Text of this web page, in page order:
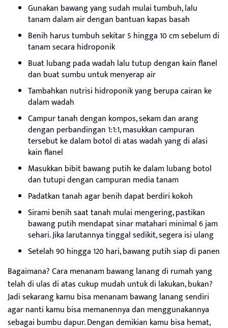
Gunakan bawang yang sudah mulai tumbuh, lalu
tanam dalam air dengan bantuan kapas basah
Benih harus tumbuh sekitar 5 hingga 10 cm sebelum di
tanam secara hidroponik
Buat lubang pada wadah lalu tutup dengan kain flanel
dan buat sumbu untuk menyerap air
Tambahkan nutrisi hidroponik yang berupa cairan ke
dalam wadah
Campur tanah dengan kompos, sekam dan arang
dengan perbandingan 1:1:1, masukkan campuran
tersebut ke dalam botol di atas wadah yang di alasi
kain flanel
Masukkan bibit bawang putih ke dalam lubang botol
dan tutupi dengan campuran media tanam
Padatkan tanah agar benih dapat berdiri kokoh
Sirami benih saat tanah mulai mengering, pastikan
bawang putih mendapat sinar matahari minimal 6 jam
sehari. Jika larutannya tinggal sedikit, segera isi ulang
Setelah 90 hingga 120 hari, bawang putih siap di panen
Bagaimana? Cara menanam bawang lanang di rumah yang
telah di ulas di atas cukup mudah untuk di lakukan, bukan?
Jadi sekarang kamu bisa menanam bawang lanang sendiri
agar nanti kamu bisa memanennya dan menggunakannya
sebagai bumbu dapur. Dengan demikian kamu bisa hemat,